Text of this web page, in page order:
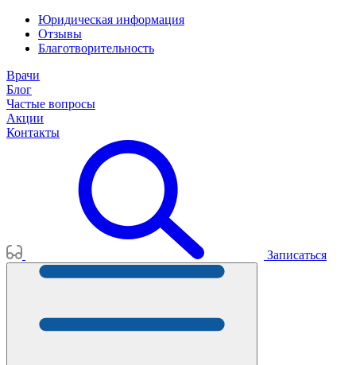
Юридическая информация
Отзывы
Благотворительность
Врачи
Блог
Частые вопросы
Акции
Контакты
Записаться